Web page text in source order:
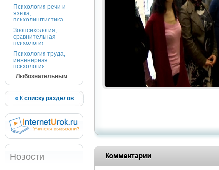
Психология речи и
языка,
психолингвистика
Зоопсихология,
сравнительная
психология
Психология труда,
инженерная
психология
Любознательным
К списку разделов
Новости